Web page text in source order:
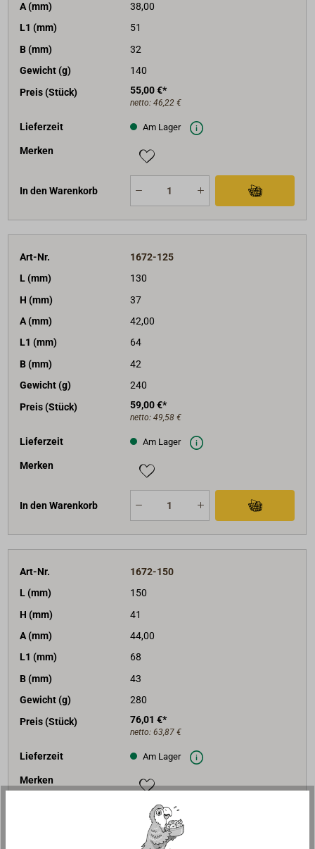
A (mm)
38,00
L1 (mm)
51
B (mm)
32
Gewicht (g)
140
Preis (Stück)
55,00 €*
netto: 46,22 €
Lieferzeit Am Lager
Merken
In den Warenkorb
Art-Nr.
1672-125
L (mm)
130
H (mm)
37
A (mm)
42,00
L1 (mm)
64
B (mm)
42
Gewicht (g)
240
Preis (Stück)
59,00 €*
netto: 49,58 €
Lieferzeit Am Lager
Merken
In den Warenkorb
Art-Nr.
1672-150
L (mm)
150
H (mm)
41
A (mm)
44,00
L1 (mm)
68
B (mm)
43
Gewicht (g)
280
Preis (Stück)
76,01 €*
netto: 63,87 €
Lieferzeit Am Lager
Merken